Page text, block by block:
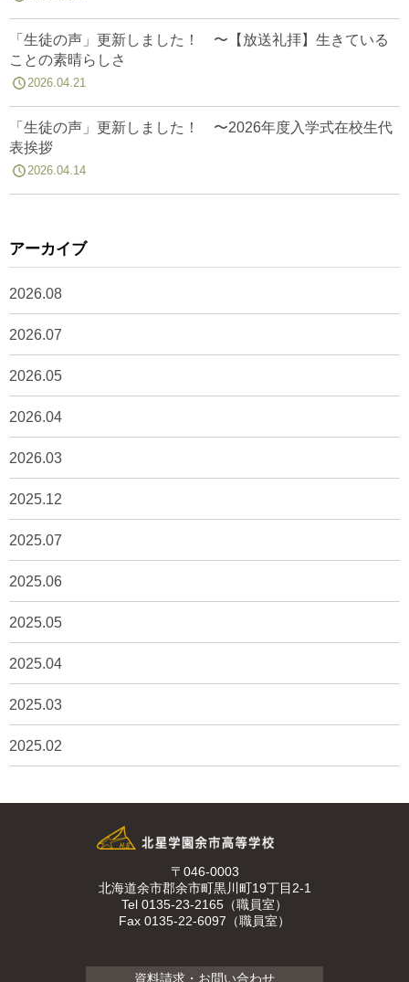
「生徒の声」更新しました！ 〜【放送礼拝】生きている
ことの素晴らしさ
2026.04.21
「生徒の声」更新しました！ 〜2026年度入学式在校生代
表挨拶
2026.04.14
アーカイブ
2026.08
2026.07
2026.05
2026.04
2026.03
2025.12
2025.07
2025.06
2025.05
2025.04
2025.03
2025.02
〒046-0003
北海道余市郡余市町黒川町19丁目2-1
Tel 0135-23-2165（職員室）
Fax 0135-22-6097（職員室）
資料請求・お問い合わせ